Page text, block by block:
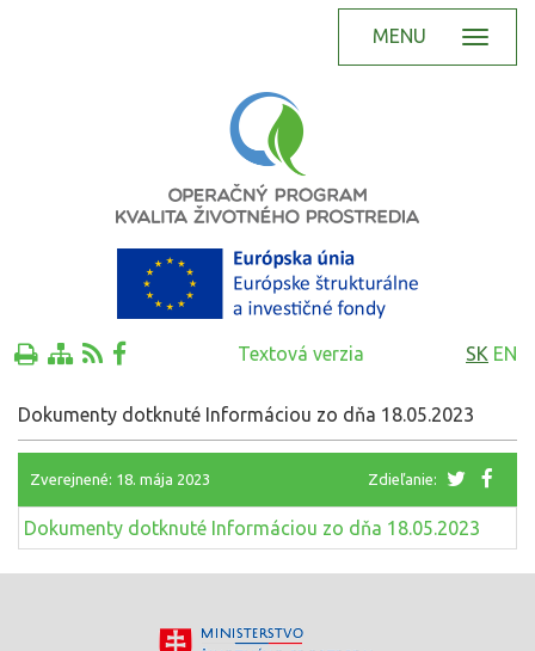
MENU
Textová verzia SK EN
Dokumenty dotknuté Informáciou zo dňa 18.05.2023
Zverejnené: 18. mája 2023 Zdieľanie:
Dokumenty dotknuté Informáciou zo dňa 18.05.2023